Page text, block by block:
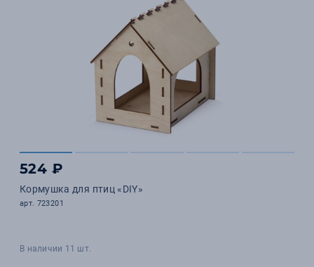
524 ₽
Кормушка для птиц «DIY»
арт. 723201
В наличии 11 шт.